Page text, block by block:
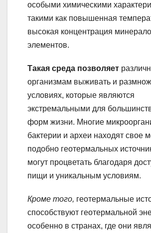
особыми химическими
такими как повышенная
высокая концентрация
элементов.
Такая среда позволяет
организмам выживать и
условиях, которые являются
экстремальными для
форм жизни. Многие
бактерии и археи находят свое
подобно геотермальных
могут процветать благодаря
пищи и уникальным условиям.
Кроме того, геотермальные
способствуют геотермальной
особенно в странах, где они